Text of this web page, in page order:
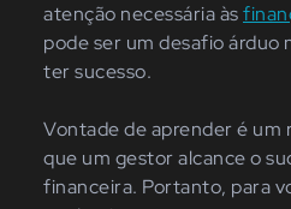
atenção necessária às
pode ser um desafio árduo
ter sucesso.
Vontade de aprender é um
que um gestor alcance o
financeira. Portanto, para